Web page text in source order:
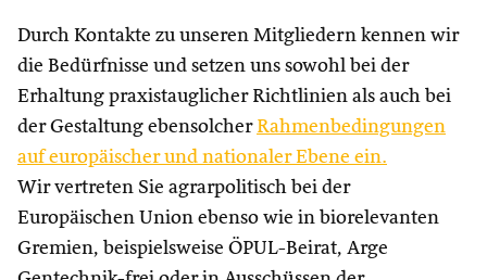
Durch Kontakte zu unseren Mitgliedern kennen wir
die Bedürfnisse und setzen uns sowohl bei der
Erhaltung praxistauglicher Richtlinien als auch bei
der Gestaltung ebensolcher Rahmenbedingungen
auf europäischer und nationaler Ebene ein.
Wir vertreten Sie agrarpolitisch bei der
Europäischen Union ebenso wie in biorelevanten
Gremien, beispielsweise ÖPUL-Beirat, Arge